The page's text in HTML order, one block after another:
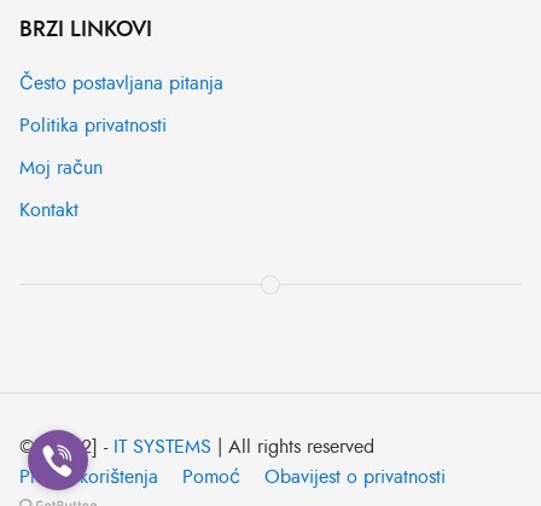
BRZI LINKOVI
Često postavljana pitanja
Politika privatnosti
Moj račun
Kontakt
© [2022] - IT SYSTEMS | All rights reserved
Pravila korištenja
Pomoć Obavijest o privatnosti